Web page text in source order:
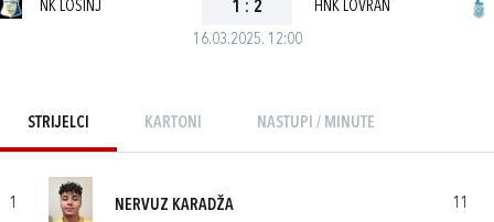
16.03.2025. 12:00
NK LOŠINJ 1 : 2 HNK LOVRAN
STRIJELCI KARTONI NASTUPI / MINUTE
1 NERVUZ KARADŽA 11